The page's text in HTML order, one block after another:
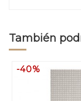
También
-40%